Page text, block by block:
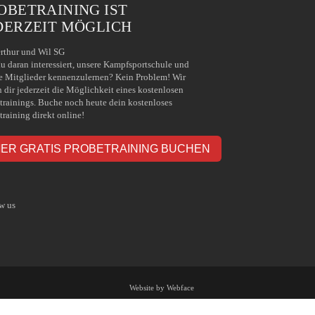
IST
MÖGLICH
und Wil SG
daran interessiert, unsere Kampfsportschule und
Mitglieder kennenzulernen? Kein Problem! Wir
dir jederzeit die Möglichkeit eines kostenlosen
Buche noch heute dein kostenloses
direkt online!
GRATIS PROBETRAINING BUCHEN
us
Website by Webface